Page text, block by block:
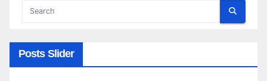
Posts Slider